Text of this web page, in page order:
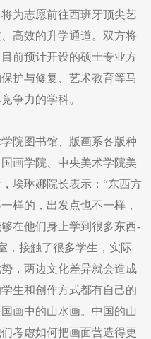
为志愿前往西班牙顶尖艺
高效的升学通道。双方将
前预计开设的硕士专业方
护与修复、艺术教育等马
争力的学科。
院图书馆、版画系各版种
画学院、中央美术学院美
埃琳娜院长表示：“东西方
样的，出发点也不一样，
在他们身上学到很多东西-
，接触了很多学生，实际
，两边文化差异就会造成
生和创作方式都有自己的
画中的山水画。中国的山
考虑如何把画面营造得更